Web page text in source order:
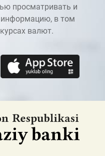
просматривать и
информацию, в том
валют.